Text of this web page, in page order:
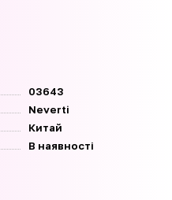
03643
Neverti
Китай
В наявності